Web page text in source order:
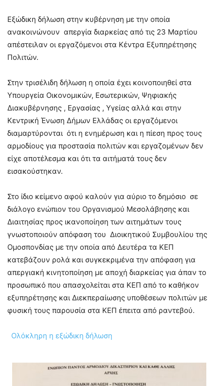
Εξώδικη δήλωση στην κυβέρνηση με την οποία
ανακοινώνουν απεργία διαρκείας από τις 23 Μαρτίου
απέστειλαν οι εργαζόμενοι στα Κέντρα Εξυπηρέτησης
Πολιτών.
Στην τρισέλιδη δήλωση η οποία έχει κοινοποιηθεί στα
Υπουργεία Οικονομικών, Εσωτερικών, Ψηφιακής
Διακυβέρνησης , Εργασίας , Υγείας αλλά και στην
Κεντρική Ένωση Δήμων Ελλάδας οι εργαζόμενοι
διαμαρτύρονται ότι η ενημέρωση και η πίεση προς τους
αρμοδίους για προστασία πολιτών και εργαζομένων δεν
είχε αποτέλεσμα και ότι τα αιτήματά τους δεν
εισακούστηκαν.
Στο ίδιο κείμενο αφού καλούν για αύριο το δημόσιο σε
διάλογο ενώπιον του Οργανισμού Μεσολάβησης και
Διαιτησίας προς ικανοποίηση των αιτημάτων τους
γνωστοποιούν απόφαση του Διοικητικού Συμβουλίου της
Ομοσπονδίας με την οποία από Δευτέρα τα ΚΕΠ
κατεβάζουν ρολά και συγκεκριμένα την απόφαση για
απεργιακή κινητοποίηση με αποχή διαρκείας για άπαν το
προσωπικό που απασχολείται στα ΚΕΠ από το καθήκον
εξυπηρέτησης και Διεκπεραίωσης υποθέσεων πολιτών με
φυσική τους παρουσία στα ΚΕΠ έπειτα από ραντεβού.
Ολόκληρη η εξώδικη δήλωση